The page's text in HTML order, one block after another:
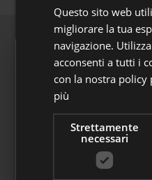
Adesioni
A partire dal 1°
accogliere le
dipendenti del settore
Questo sito web
migliorare la tua
navigazione.
acconsenti a tutti i
con la nostra policy
più
Strettamente
necessari